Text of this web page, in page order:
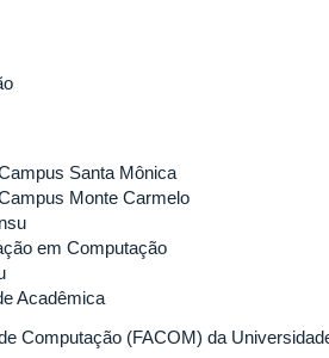
Santa Mônica
Monte Carmelo
em Computação
Acadêmica
Computação (FACOM) da